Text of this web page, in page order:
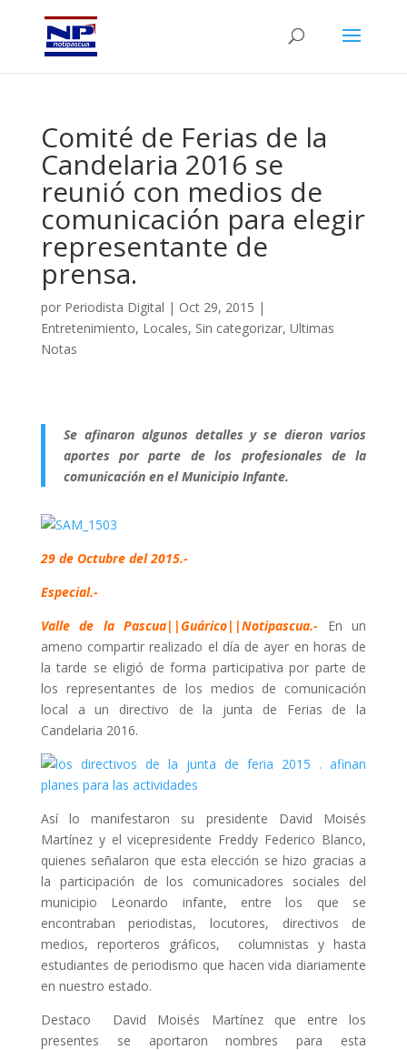
Comité de Ferias de la
Candelaria 2016 se
reunió con medios de
comunicación para elegir
representante de
prensa.
por Periodista Digital | Oct 29, 2015 |
Entretenimiento, Locales, Sin categorizar, Ultimas
Notas
Se afinaron algunos detalles y se dieron varios
aportes por parte de los profesionales de la
comunicación en el Municipio Infante.
29 de Octubre del 2015.-
Especial.-
Valle de la Pascua||Guárico||Notipascua.- En un
ameno compartir realizado el día de ayer en horas de
la tarde se eligió de forma participativa por parte de
los representantes de los medios de comunicación
local a un directivo de la junta de Ferias de la
Candelaria 2016.
Así lo manifestaron su presidente David Moisés
Martínez y el vicepresidente Freddy Federico Blanco,
quienes señalaron que esta elección se hizo gracias a
la participación de los comunicadores sociales del
municipio Leonardo infante, entre los que se
encontraban periodistas, locutores, directivos de
medios, reporteros gráficos, columnistas y hasta
estudiantes de periodismo que hacen vida diariamente
en nuestro estado.
Destaco David Moisés Martínez que entre los
presentes se aportaron nombres para esta